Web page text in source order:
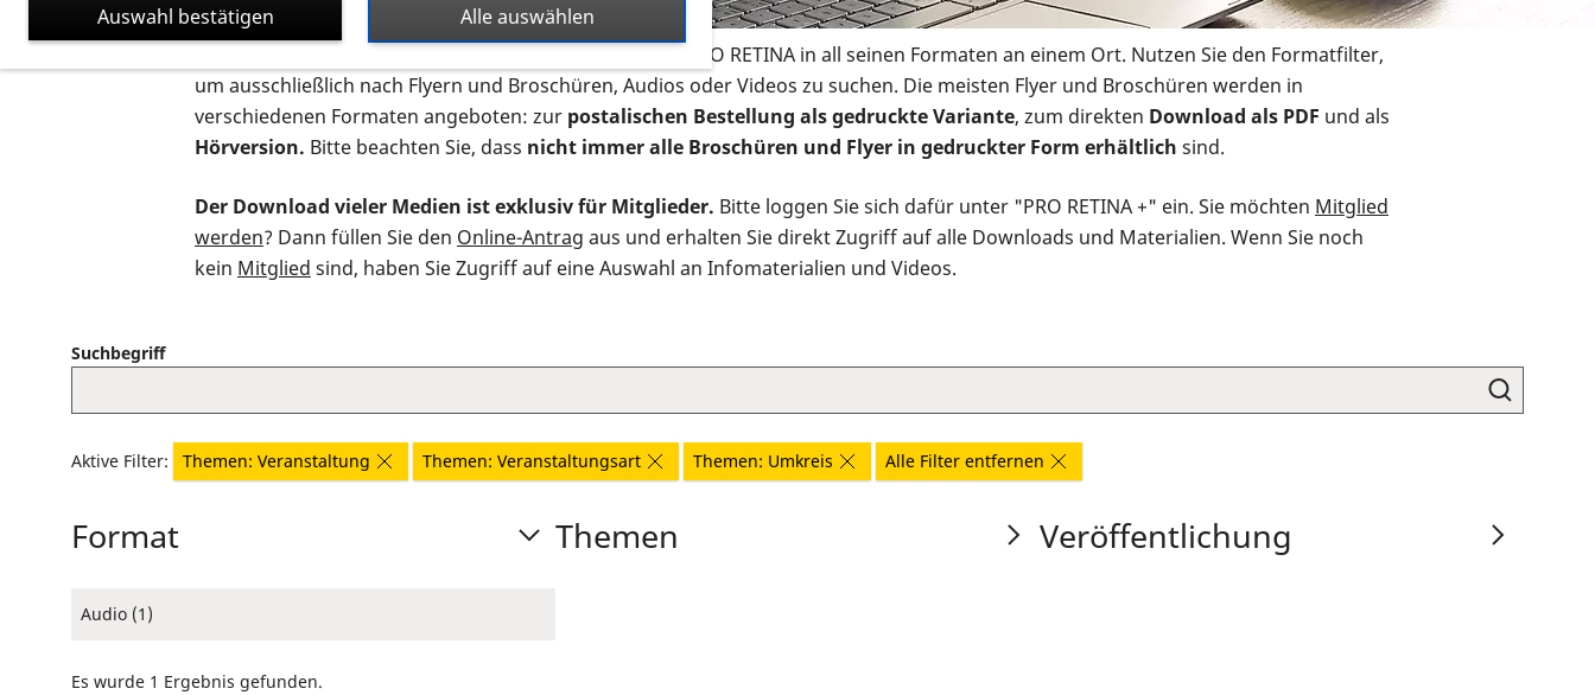
Auf dieser Seite finden Sie sämtliches Infomaterial der PRO RETINA in all seinen Formaten an einem Ort. Nutzen Sie den Formatfilter,
um ausschließlich nach Flyern und Broschüren, Audios oder Videos zu suchen. Die meisten Flyer und Broschüren werden in
verschiedenen Formaten angeboten: zur postalischen Bestellung als gedruckte Variante, zum direkten Download als PDF und als
Hörversion. Bitte beachten Sie, dass nicht immer alle Broschüren und Flyer in gedruckter Form erhältlich sind.
Der Download vieler Medien ist exklusiv für Mitglieder. Bitte loggen Sie sich dafür unter "PRO RETINA +" ein. Sie möchten Mitglied
werden? Dann füllen Sie den Online-Antrag aus und erhalten Sie direkt Zugriff auf alle Downloads und Materialien. Wenn Sie noch
kein Mitglied sind, haben Sie Zugriff auf eine Auswahl an Infomaterialien und Videos.
Suchbegriff
Aktive Filter: Themen: Veranstaltung Themen: Veranstaltungsart Themen: Umkreis Alle Filter entfernen
Format
Audio (1)
Themen Veröffentlichung
Es wurde 1 Ergebnis gefunden.
Alle auswählen
Auswahl bestätigen